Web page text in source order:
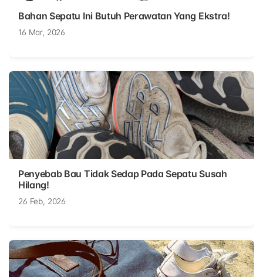
Bahan Sepatu Ini Butuh Perawatan Yang Ekstra!
16 Mar, 2026
Penyebab Bau Tidak Sedap Pada Sepatu Susah
Hilang!
26 Feb, 2026